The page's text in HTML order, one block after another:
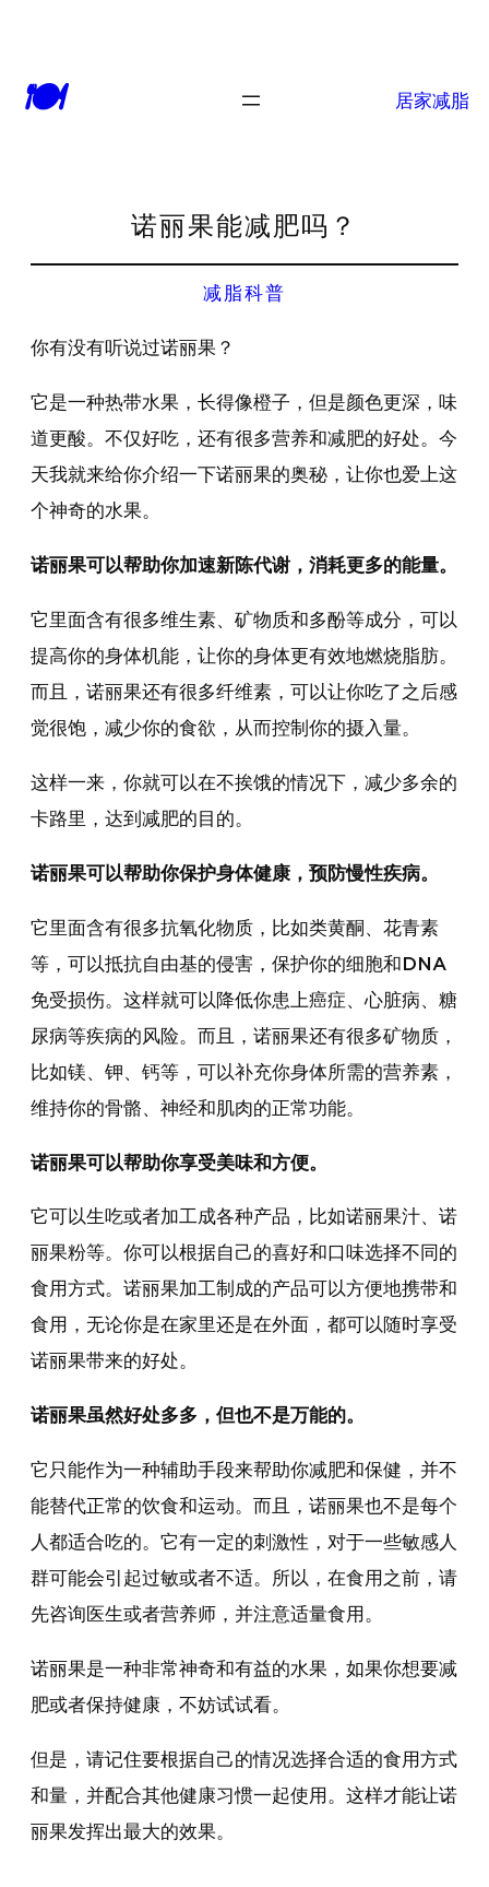
🍽 居家减脂
诺丽果能减肥吗？
减脂科普
你有没有听说过诺丽果？
它是一种热带水果，长得像橙子，但是颜色更深，味
道更酸。不仅好吃，还有很多营养和减肥的好处。今
天我就来给你介绍一下诺丽果的奥秘，让你也爱上这
个神奇的水果。
诺丽果可以帮助你加速新陈代谢，消耗更多的能量。
它里面含有很多维生素、矿物质和多酚等成分，可以
提高你的身体机能，让你的身体更有效地燃烧脂肪。
而且，诺丽果还有很多纤维素，可以让你吃了之后感
觉很饱，减少你的食欲，从而控制你的摄入量。
这样一来，你就可以在不挨饿的情况下，减少多余的
卡路里，达到减肥的目的。
诺丽果可以帮助你保护身体健康，预防慢性疾病。
它里面含有很多抗氧化物质，比如类黄酮、花青素
等，可以抵抗自由基的侵害，保护你的细胞和DNA
免受损伤。这样就可以降低你患上癌症、心脏病、糖
尿病等疾病的风险。而且，诺丽果还有很多矿物质，
比如镁、钾、钙等，可以补充你身体所需的营养素，
维持你的骨骼、神经和肌肉的正常功能。
诺丽果可以帮助你享受美味和方便。
它可以生吃或者加工成各种产品，比如诺丽果汁、诺
丽果粉等。你可以根据自己的喜好和口味选择不同的
食用方式。诺丽果加工制成的产品可以方便地携带和
食用，无论你是在家里还是在外面，都可以随时享受
诺丽果带来的好处。
诺丽果虽然好处多多，但也不是万能的。
它只能作为一种辅助手段来帮助你减肥和保健，并不
能替代正常的饮食和运动。而且，诺丽果也不是每个
人都适合吃的。它有一定的刺激性，对于一些敏感人
群可能会引起过敏或者不适。所以，在食用之前，请
先咨询医生或者营养师，并注意适量食用。
诺丽果是一种非常神奇和有益的水果，如果你想要减
肥或者保持健康，不妨试试看。
但是，请记住要根据自己的情况选择合适的食用方式
和量，并配合其他健康习惯一起使用。这样才能让诺
丽果发挥出最大的效果。